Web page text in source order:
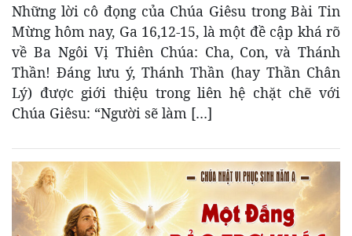
Những lời cô đọng của Chúa Giêsu trong Bài Tin
Mừng hôm nay, Ga 16,12-15, là một đề cập khá rõ
về Ba Ngôi Vị Thiên Chúa: Cha, Con, và Thánh
Thần! Đáng lưu ý, Thánh Thần (hay Thần Chân
Lý) được giới thiệu trong liên hệ chặt chẽ với
Chúa Giêsu: “Người sẽ làm […]